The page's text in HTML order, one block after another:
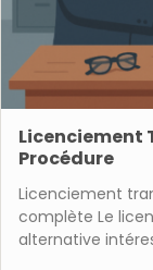
Licenciement
Procédure
Licenciement
complète Le
alternative